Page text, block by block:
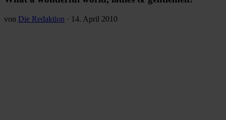
von Die Redaktion · 14. April 2010